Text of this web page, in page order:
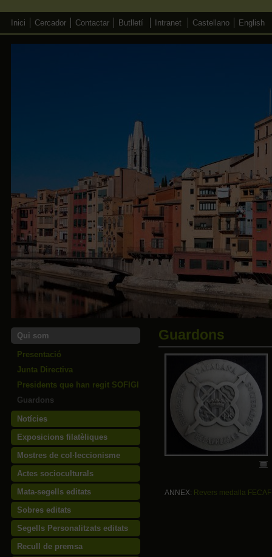
Inici Cercador Contactar Butlletí Intranet Castellano English
Qui som
Presentació
Junta Directiva
Presidents que han regit SOFIGI
Guardons
Notícies
Exposicions filatèliques
Mostres de col·leccionisme
Actes socioculturals
Mata-segells editats
Sobres editats
Segells Personalitzats editats
Recull de premsa
Guardons
ANNEX: Revers medalla